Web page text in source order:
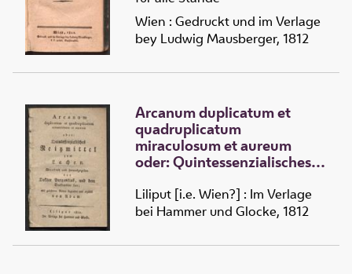
Wien : Gedruckt und im Verlage
bey Ludwig Mausberger, 1812
Arcanum duplicatum et
quadruplicatum
miraculosum et aureum
oder: Quintessenzialisches
Liliput [i.e. Wien?] : Im Verlage
bei Hammer und Glocke, 1812